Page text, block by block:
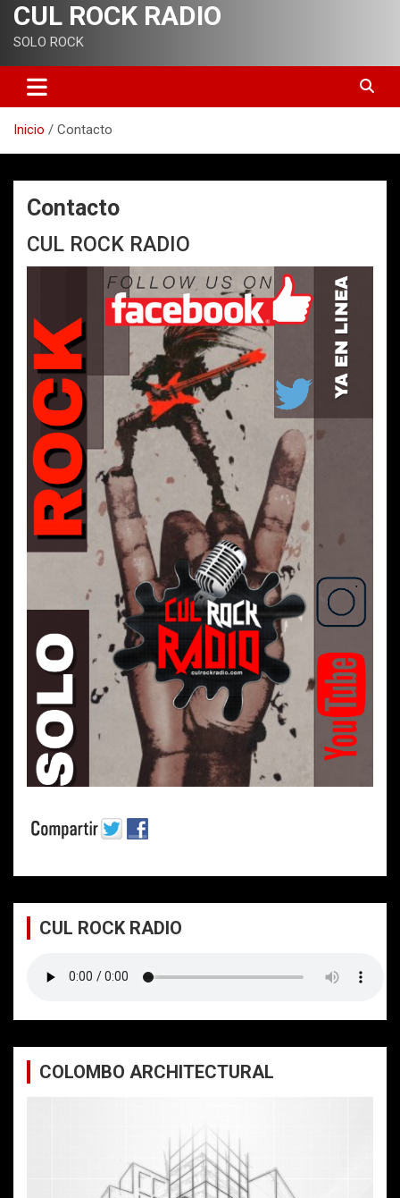
CUL ROCK RADIO
SOLO ROCK
Inicio Contacto
Contacto
CUL ROCK RADIO
CUL ROCK RADIO
COLOMBO ARCHITECTURAL